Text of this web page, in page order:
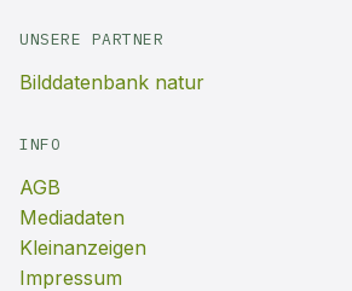
UNSERE PARTNER
Bilddatenbank natur
INFO
AGB
Mediadaten
Kleinanzeigen
Impressum